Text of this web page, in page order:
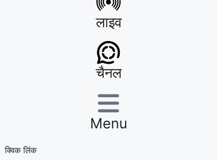
लाइव
चैनल
Menu
क्विक लिंक